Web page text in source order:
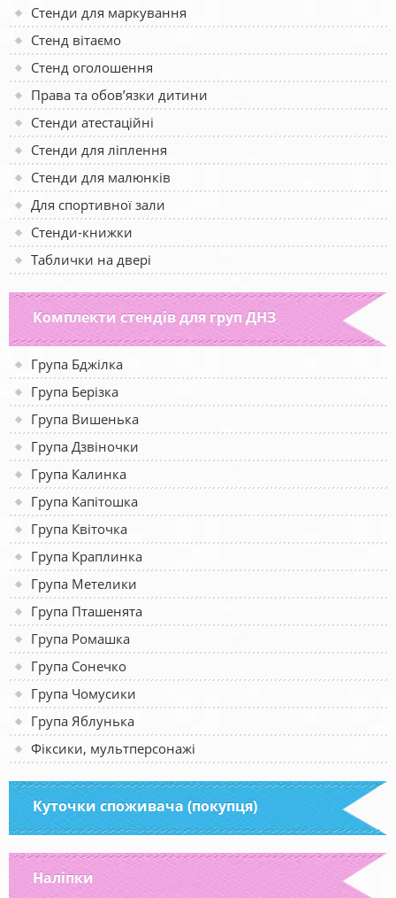
Стенди для маркування
Стенд вітаємо
Стенд оголошення
Права та обов’язки дитини
Стенди атестаційні
Стенди для ліплення
Стенди для малюнків
Для спортивної зали
Стенди-книжки
Таблички на двері
Комплекти стендів для груп ДНЗ
Група Бджілка
Група Берізка
Група Вишенька
Група Дзвіночки
Група Калинка
Група Капітошка
Група Квіточка
Група Краплинка
Група Метелики
Група Пташенята
Група Ромашка
Група Сонечко
Група Чомусики
Група Яблунька
Фіксики, мультперсонажі
Куточки споживача (покупця)
Наліпки